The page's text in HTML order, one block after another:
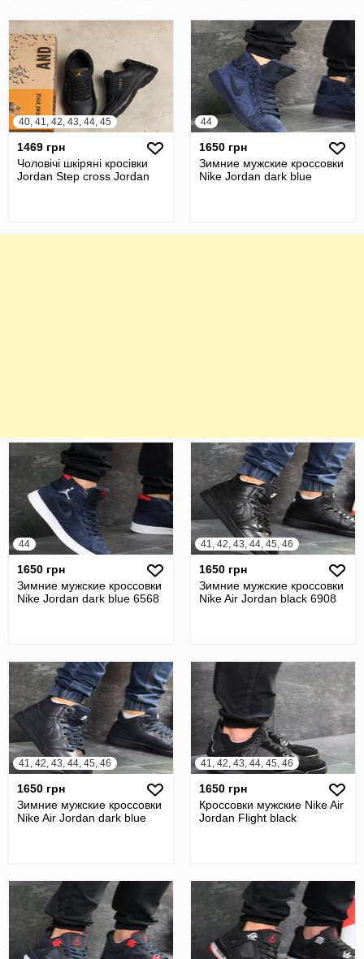
40, 41, 42, 43, 44, 45
1469 грн
Чоловічі шкіряні кросівки
Jordan Step cross Jordan
44
1650 грн
Зимние мужские кроссовки
Nike Jordan dark blue
44
1650 грн
Зимние мужские кроссовки
Nike Jordan dark blue 6568
41, 42, 43, 44, 45, 46
1650 грн
Зимние мужские кроссовки
Nike Air Jordan black 6908
41, 42, 43, 44, 45, 46
1650 грн
Зимние мужские кроссовки
Nike Air Jordan dark blue
41, 42, 43, 44, 45, 46
1650 грн
Кроссовки мужские Nike Air
Jordan Flight black